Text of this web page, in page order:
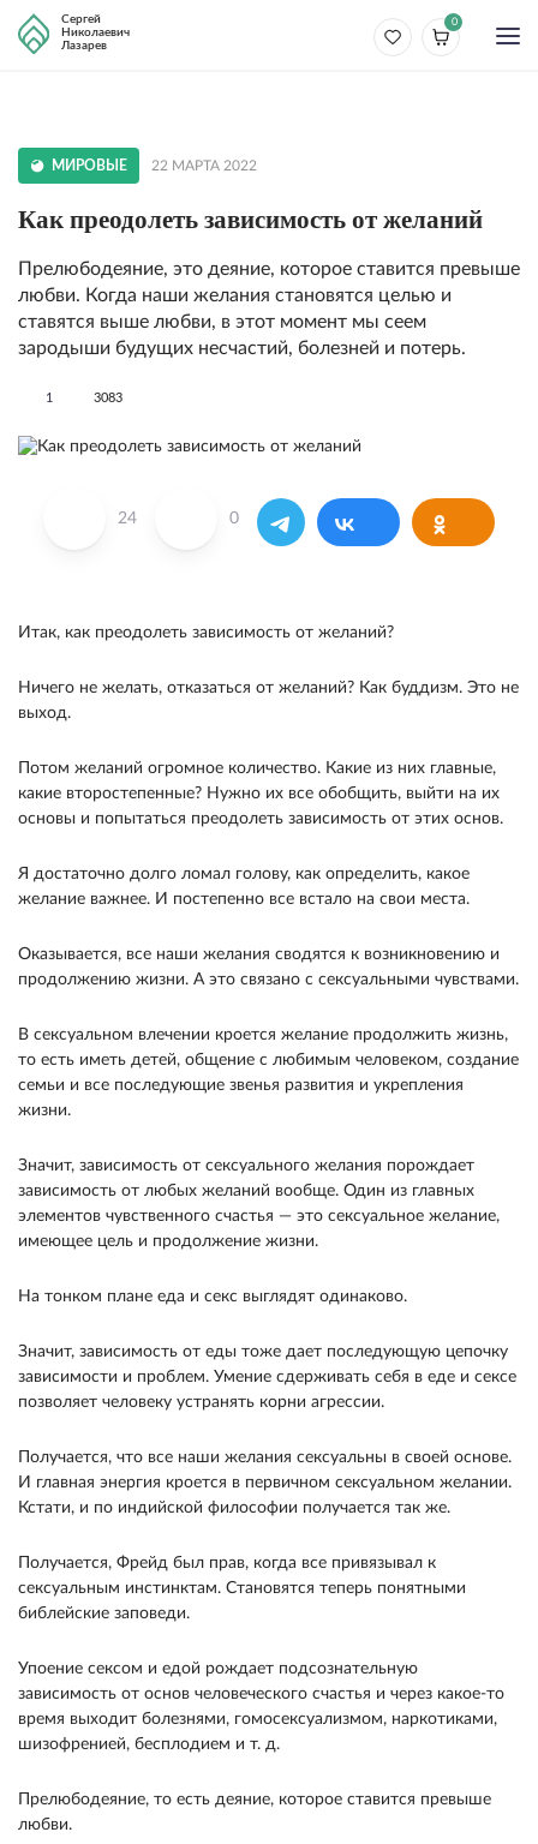
Сергей
Николаевич
Лазарев
0
МИРОВЫЕ 22 МАРТА 2022
Как преодолеть зависимость от желаний
Прелюбодеяние, это деяние, которое ставит­ся превыше
любви. Когда наши желания стано­вятся целью и
ставятся выше любви, в этот мо­мент мы сеем
зародыши будущих несчастий, бо­лезней и потерь.
1 3083
24 0
Итак, как преодолеть зависимость от желаний?
Ничего не желать, отказаться от желаний? Как буддизм. Это не
выход.
Потом желаний огромное количество. Какие из них главные,
какие второ­степенные? Нужно их все обобщить, выйти на их
основы и попытаться преодолеть зависимость от этих основ.
Я достаточно долго ломал голову, как определить, какое
желание важнее. И постепенно все встало на свои места.
Оказывается, все наши желания сводятся к возникновению и
продолже­нию жизни. А это связано с сексуальными чув­ствами.
В сексуальном влечении кроется желание продолжить жизнь,
то есть иметь детей, общение с любимым человеком, создание
семьи и все после­дующие звенья развития и укрепления
жизни.
Значит, зависимость от сексуального желания по­рождает
зависимость от любых желаний вообще. Один из главных
элементов чувственного сча­стья — это сексуальное желание,
имеющее цель и продолжение жизни.
На тонком плане еда и секс выглядят одинаково.
Значит, зависимость от еды тоже дает последующую цепочку
зависимости и проблем. Умение сдерживать себя в еде и сексе
позволяет человеку устранять корни агрессии.
По­лучается, что все наши желания сексуальны в своей основе.
И главная энергия кроется в первич­ном сексуальном желании.
Кстати, и по индий­ской философии получается так же.
Получается, Фрейд был прав, когда все привязы­вал к
сексуальным инстинктам. Становятся теперь понятными
библейские заповеди.
Упоение сексом и едой рождает подсознательную
зависимость от основ человеческого счастья и через какое-то
время выходит болезнями, гомосексуализмом, наркотика­ми,
шизофренией, бесплодием и т. д.
Прелюбодеяние, то есть деяние, которое ставит­ся превыше
любви.